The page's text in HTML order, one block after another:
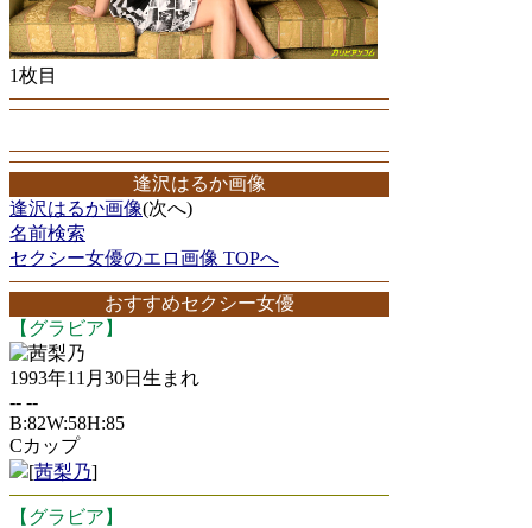
1枚目
逢沢はるか画像
逢沢はるか画像(次へ)
名前検索
セクシー女優のエロ画像 TOPへ
おすすめセクシー女優
【グラビア】
茜梨乃
1993年11月30日生まれ
-- --
B:82W:58H:85
Cカップ
[茜梨乃]
【グラビア】